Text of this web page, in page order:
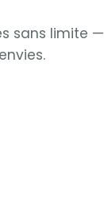
sans limite —